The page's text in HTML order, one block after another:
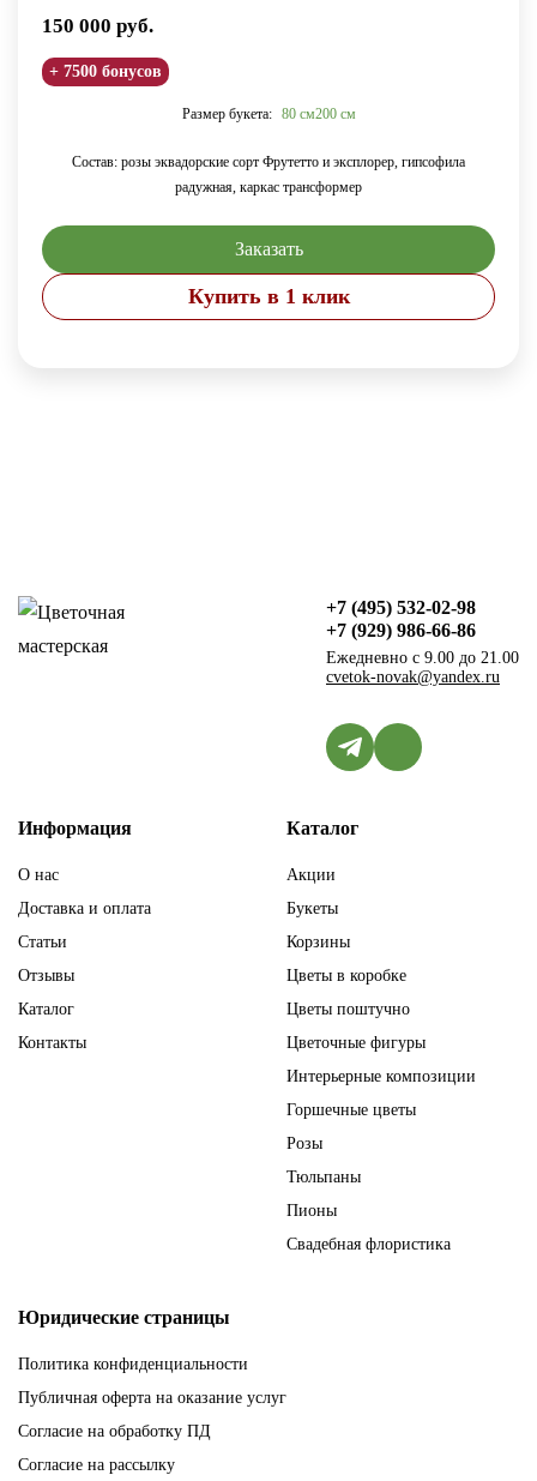
150 000 руб.
+ 7500 бонусов
Размер букета: 80 см200 см
Состав: розы эквадорские сорт Фрутетто и эксплорер, гипсофила
радужная, каркас трансформер
Заказать
Купить в 1 клик
+7 (495) 532-02-98
+7 (929) 986-66-86
Ежедневно с 9.00 до 21.00
cvetok-novak@yandex.ru
Информация
О нас
Доставка и оплата
Статьи
Отзывы
Каталог
Контакты
Каталог
Акции
Букеты
Корзины
Цветы в коробке
Цветы поштучно
Цветочные фигуры
Интерьерные композиции
Горшечные цветы
Розы
Тюльпаны
Пионы
Свадебная флористика
Юридические страницы
Политика конфиденциальности
Публичная оферта на оказание услуг
Согласие на обработку ПД
Согласие на рассылку